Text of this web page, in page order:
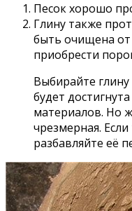
Песок хорошо
Глину также
быть очищена от
приобрести
Выбирайте
будет
материалов. Но
чрезмерная.
разбавляйте её